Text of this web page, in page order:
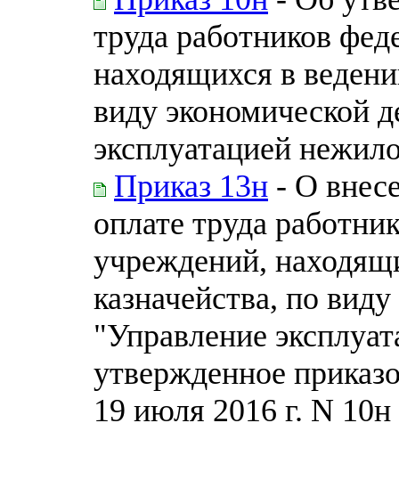
труда работников
находящихся в
виду экономической
эксплуатацией
Приказ 13н - О
оплате труда
учреждений,
казначейства, по
"Управление
утвержденное
19 июля 2016 г. N 10н